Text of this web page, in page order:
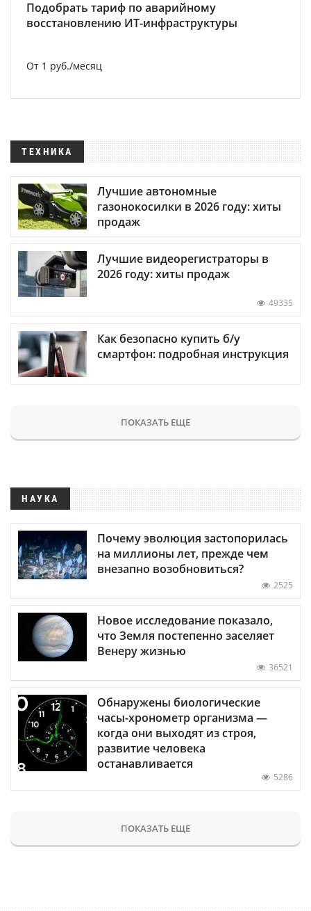
Подобрать тариф по аварийному
восстановлению ИТ-инфраструктуры
От 1 руб./месяц
ТЕХНИКА
Лучшие автономные
газонокосилки в 2026 году: хиты
продаж
Лучшие видеорегистраторы в
2026 году: хиты продаж
49335
Как безопасно купить б/у
смартфон: подробная инструкция
ПОКАЗАТЬ ЕЩЕ
НАУКА
Почему эволюция застопорилась
на миллионы лет, прежде чем
внезапно возобновиться?
2525
Новое исследование показало,
что Земля постепенно заселяет
Венеру жизнью
36521
Обнаружены биологические
часы-хронометр организма —
когда они выходят из строя,
развитие человека
останавливается
5286
ПОКАЗАТЬ ЕЩЕ